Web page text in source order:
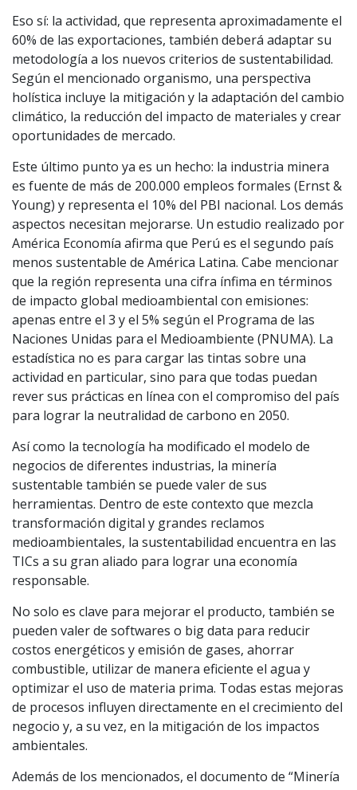
Eso sí: la actividad, que representa aproximadamente el
60% de las exportaciones, también deberá adaptar su
metodología a los nuevos criterios de sustentabilidad.
Según el mencionado organismo, una perspectiva
holística incluye la mitigación y la adaptación del cambio
climático, la reducción del impacto de materiales y crear
oportunidades de mercado.
Este último punto ya es un hecho: la industria minera
es fuente de más de 200.000 empleos formales (Ernst &
Young) y representa el 10% del PBI nacional. Los demás
aspectos necesitan mejorarse. Un estudio realizado por
América Economía afirma que Perú es el segundo país
menos sustentable de América Latina. Cabe mencionar
que la región representa una cifra ínfima en términos
de impacto global medioambiental con emisiones:
apenas entre el 3 y el 5% según el Programa de las
Naciones Unidas para el Medioambiente (PNUMA). La
estadística no es para cargar las tintas sobre una
actividad en particular, sino para que todas puedan
rever sus prácticas en línea con el compromiso del país
para lograr la neutralidad de carbono en 2050.
Así como la tecnología ha modificado el modelo de
negocios de diferentes industrias, la minería
sustentable también se puede valer de sus
herramientas. Dentro de este contexto que mezcla
transformación digital y grandes reclamos
medioambientales, la sustentabilidad encuentra en las
TICs a su gran aliado para lograr una economía
responsable.
No solo es clave para mejorar el producto, también se
pueden valer de softwares o big data para reducir
costos energéticos y emisión de gases, ahorrar
combustible, utilizar de manera eficiente el agua y
optimizar el uso de materia prima. Todas estas mejoras
de procesos influyen directamente en el crecimiento del
negocio y, a su vez, en la mitigación de los impactos
ambientales.
Además de los mencionados, el documento de “Minería